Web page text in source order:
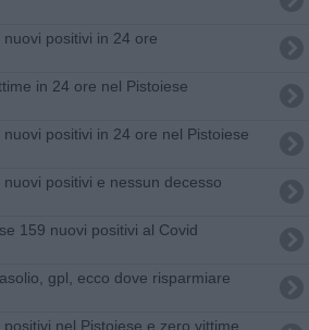
nuovi positivi in 24 ore
in 24 ore nel Pistoiese
nuovi positivi in 24 ore nel Pistoiese
nuovi positivi e nessun decesso
159 nuovi positivi al Covid
gpl, ecco dove risparmiare
positivi nel Pistoiese e zero vittime